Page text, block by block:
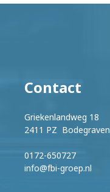
Contact
Griekenlandweg 18
2411 PZ Bodegraven
0172-650727
info@fbi-groep.nl